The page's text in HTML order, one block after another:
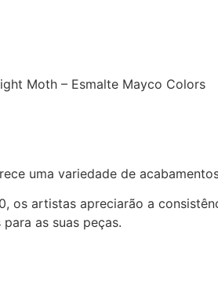
Moth – Esmalte Mayco Colors
uma variedade de
os artistas apreciarão a
as suas peças.